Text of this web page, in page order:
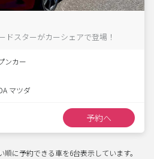
ドスターがカーシェアで登場！
ンカー
マツダ
予約へ
に予約できる車を6台表示しています。